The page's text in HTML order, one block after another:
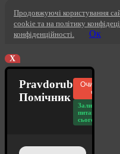
Продовжуючі користування
cookie та на політику
конфіденційності.
Ок
X
Pravdorub
Помічник
Очистити
чат
Залишилось
питань
сьогодні: 20